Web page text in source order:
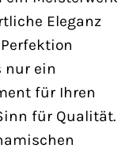
Eleganz
nur ein
für Ihren
für Qualität.